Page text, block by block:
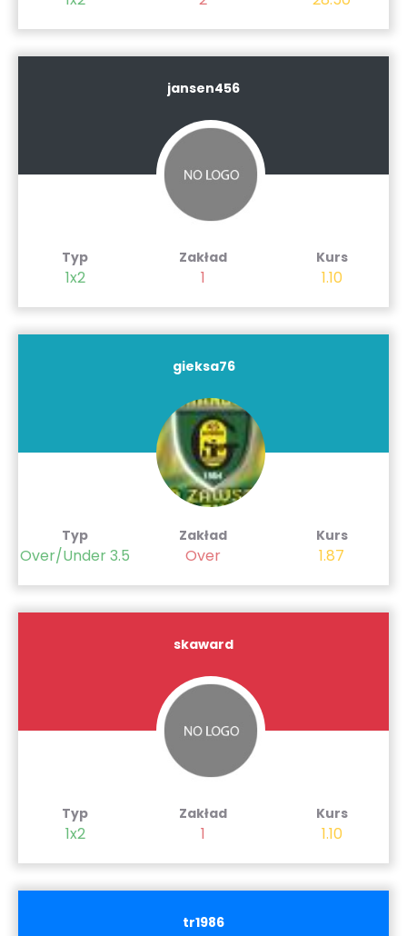
jansen456
Typ
1x2
Zakład
1
Kurs
1.10
gieksa76
Typ
Over/Under 3.5
Zakład
Over
Kurs
1.87
skaward
Typ
1x2
Zakład
1
Kurs
1.10
tr1986